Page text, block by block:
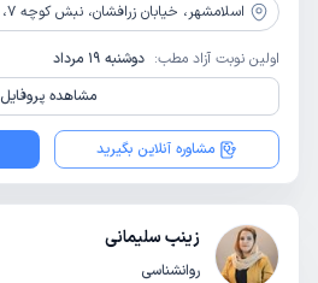
اسلامشهر، خیابان زرافشان، نبش کوچه 7، پلاک 655، طبقه اول، واحد 1، مرکز مشاوره زرافشان
اولین نوبت آزاد مطب: دوشنبه 19 مرداد
مشاهده پروفایل
مشاوره آنلاین بگیرید
زینب سلیمانی
روانشناسی